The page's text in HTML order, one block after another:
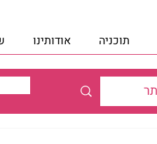
תוכניה אודותינו